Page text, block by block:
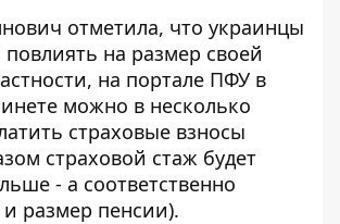
отметила, что украинцы
повлиять на размер своей
на портале ПФУ в
можно в несколько
страховые взносы
страховой стаж будет
- а соответственно
размер пенсии).